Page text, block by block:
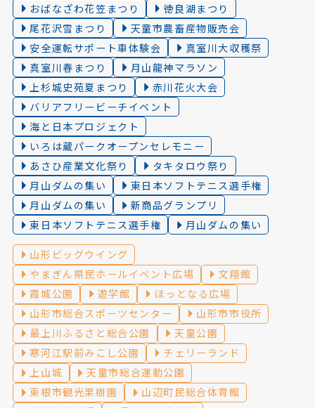
おばなざわ花笠まつり
徳良湖まつり
尾花沢雪まつり
天童市農畜産物販売会
安全運転サポート車体験会
真室川大収穫祭
真室川春まつり
月山龍神マラソン
上杉城史苑夏まつり
赤川花火大会
バリアフリービーチイベント
海と日本プロジェクト
いろは蔵パークオープンセレモニー
あさひ産業文化祭り
タキタロウ祭り
月山ダムの集い
東日本ソフトテニス選手権
月山ダムの集い
新商品グランプリ
東日本ソフトテニス選手権
月山ダムの集い
山形ビッグウイング
やまぎん県民ホールイベント広場
文翔館
霞城公園
遊学館
ほっとなる広場
山形市総合スポーツセンター
山形市市役所
最上川ふるさと総合公園
天童公園
寒河江駅前みこし公園
チェリーランド
上山城
天童市総合運動公園
東根市観光果樹園
山辺町民総合体育館